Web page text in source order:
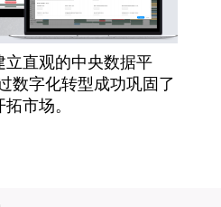
立直观的中央数据平
数字化转型成功巩固了
市场。